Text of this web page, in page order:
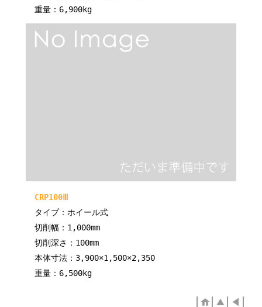
重量：6,900kg
CRP100Ⅲ
タイプ：ホイール式
切削幅：1,000mm
切削深さ：100mm
本体寸法：3,900×1,500×2,350
重量：6,500kg